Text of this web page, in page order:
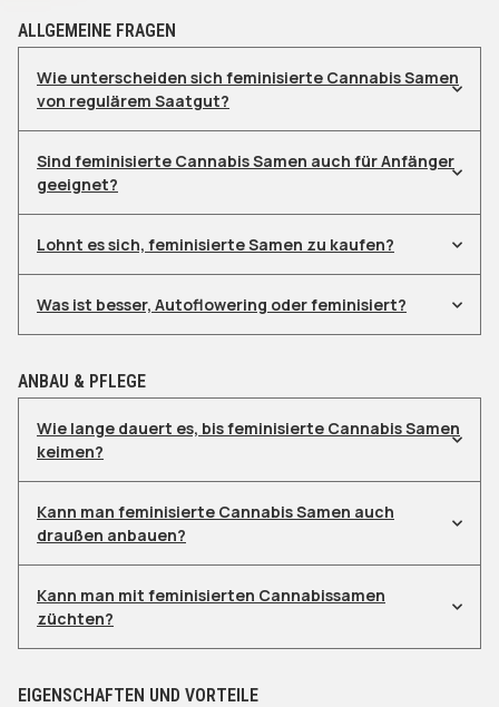
ALLGEMEINE FRAGEN
Wie unterscheiden sich feminisierte Cannabis Samen
von regulärem Saatgut?
Sind feminisierte Cannabis Samen auch für Anfänger
geeignet?
Lohnt es sich, feminisierte Samen zu kaufen?
Was ist besser, Autoflowering oder feminisiert?
ANBAU & PFLEGE
Wie lange dauert es, bis feminisierte Cannabis Samen
keimen?
Kann man feminisierte Cannabis Samen auch
draußen anbauen?
Kann man mit feminisierten Cannabissamen
züchten?
EIGENSCHAFTEN UND VORTEILE